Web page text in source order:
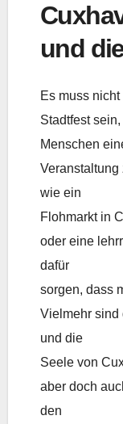
und
Es muss
Stadtfest
Menschen
Veranstaltung
wie ein
Flohmarkt in
oder eine
dafür
sorgen, dass
Vielmehr sind
und die
Seele von
aber doch
den